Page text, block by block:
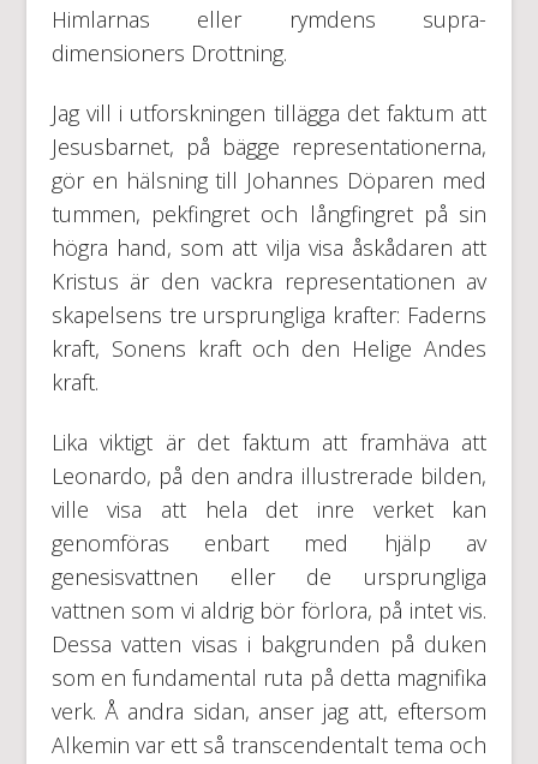
Himlarnas eller rymdens supra-
dimensioners Drottning.
Jag vill i utforskningen tillägga det faktum att
Jesusbarnet, på bägge representationerna,
gör en hälsning till Johannes Döparen med
tummen, pekfingret och långfingret på sin
högra hand, som att vilja visa åskådaren att
Kristus är den vackra representationen av
skapelsens tre ursprungliga krafter: Faderns
kraft, Sonens kraft och den Helige Andes
kraft.
Lika viktigt är det faktum att framhäva att
Leonardo, på den andra illustrerade bilden,
ville visa att hela det inre verket kan
genomföras enbart med hjälp av
genesisvattnen eller de ursprungliga
vattnen som vi aldrig bör förlora, på intet vis.
Dessa vatten visas i bakgrunden på duken
som en fundamental ruta på detta magnifika
verk. Å andra sidan, anser jag att, eftersom
Alkemin var ett så transcendentalt tema och